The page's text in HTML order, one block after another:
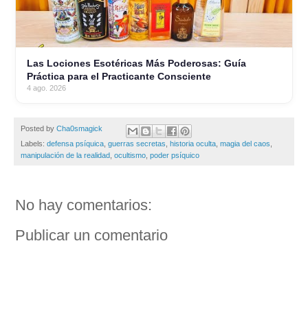
Las Lociones Esotéricas Más Poderosas: Guía
Práctica para el Practicante Consciente
4 ago. 2026
Posted by Cha0smagick
Labels: defensa psíquica guerras secretas historia oculta magia del caos
manipulación de la realidad ocultismo poder psíquico
No hay comentarios:
Publicar un comentario